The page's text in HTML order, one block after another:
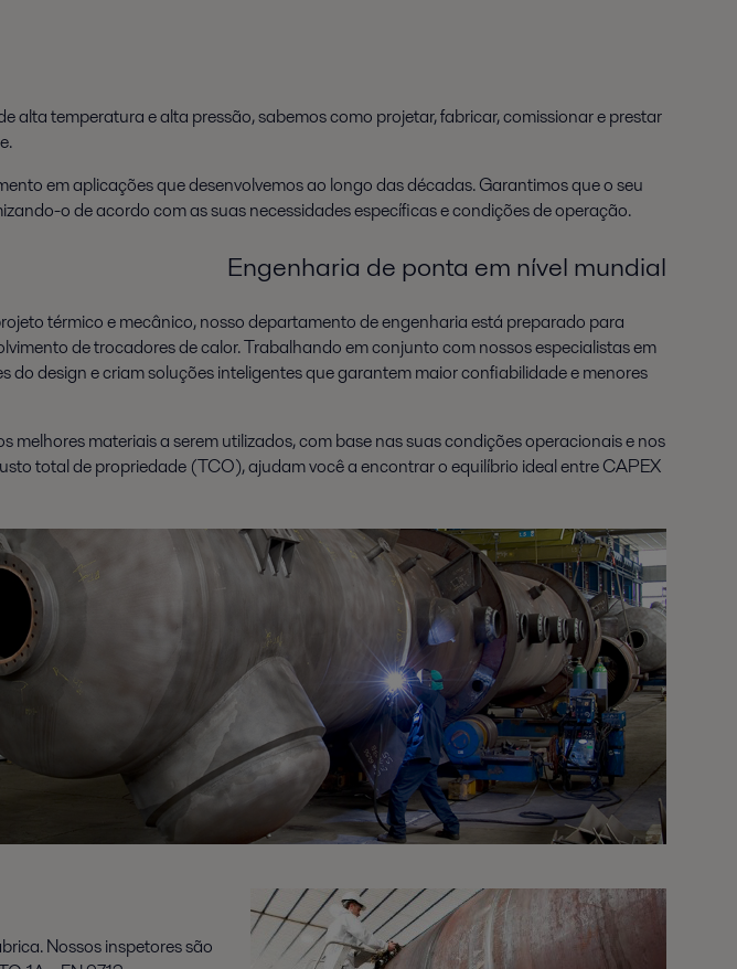
temperatura e alta pressão, sabemos como projetar, fabricar, comissionar e prestar
em aplicações que desenvolvemos ao longo das décadas. Garantimos que o seu
o de acordo com as suas necessidades específicas e condições de operação.
Engenharia de ponta em nível mundial
térmico e mecânico, nosso departamento de engenharia está preparado para
de trocadores de calor. Trabalhando em conjunto com nossos especialistas em
do design e criam soluções inteligentes que garantem maior confiabilidade e menores
melhores materiais a serem utilizados, com base nas suas condições operacionais e nos
total de propriedade (TCO), ajudam você a encontrar o equilíbrio ideal entre CAPEX
Nossos inspetores são